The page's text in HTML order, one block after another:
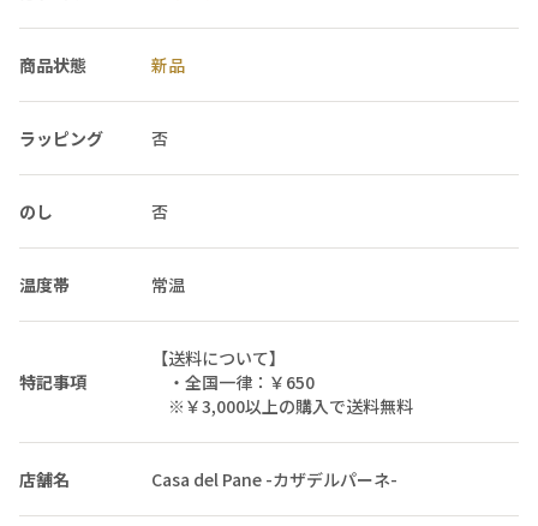
商品状態 新品
ラッピング 否
のし 否
温度帯 常温
特記事項
【送料について】
・全国一律：￥650
※￥3,000以上の購入で送料無料
店舗名 Casa del Pane -カザデルパーネ-